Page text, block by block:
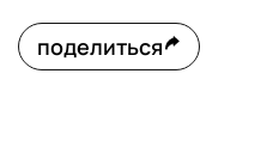
поделиться